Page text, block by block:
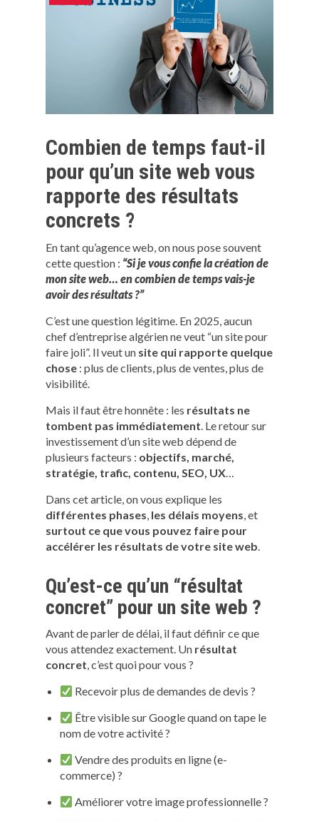
Combien de temps faut-il
pour qu’un site web vous
rapporte des résultats
concrets ?
En tant qu’agence web, on nous pose souvent
cette question : “Si je vous confie la création de
mon site web… en combien de temps vais-je
avoir des résultats ?”
C’est une question légitime. En 2025, aucun
chef d’entreprise algérien ne veut “un site pour
faire joli”. Il veut un site qui rapporte quelque
chose : plus de clients, plus de ventes, plus de
visibilité.
Mais il faut être honnête : les résultats ne
tombent pas immédiatement. Le retour sur
investissement d’un site web dépend de
plusieurs facteurs : objectifs, marché,
stratégie, trafic, contenu, SEO, UX…
Dans cet article, on vous explique les
différentes phases, les délais moyens, et
surtout ce que vous pouvez faire pour
accélérer les résultats de votre site web.
Qu’est-ce qu’un “résultat
concret” pour un site web ?
Avant de parler de délai, il faut définir ce que
vous attendez exactement. Un résultat
concret, c’est quoi pour vous ?
Recevoir plus de demandes de devis ?
Être visible sur Google quand on tape le
nom de votre activité ?
Vendre des produits en ligne (e-
commerce) ?
Améliorer votre image professionnelle ?